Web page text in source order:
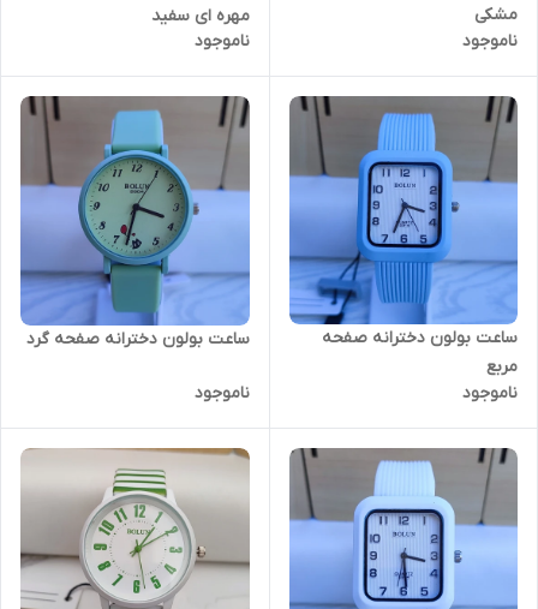
مشکی
ناموجود
مهره ای سفید
ناموجود
ساعت بولون دخترانه صفحه
مربع
ناموجود
ساعت بولون دخترانه صفحه گرد
ناموجود